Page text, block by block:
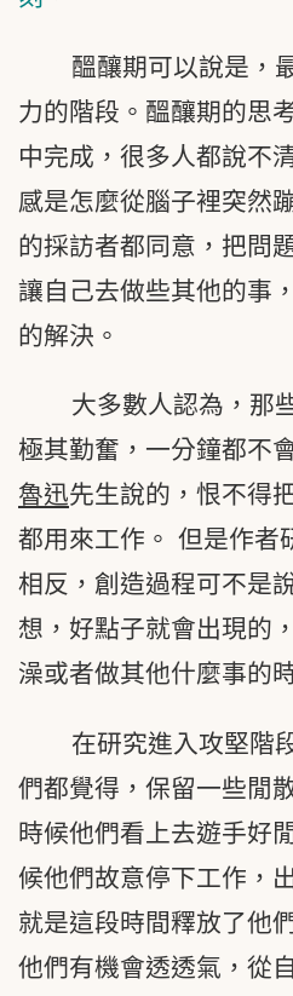
醞釀期可以說是，
力的階段。醞釀期的思
中完成，很多人都說不
感是怎麼從腦子裡突然
的採訪者都同意，把問
讓自己去做些其他的事
的解決。
大多數人認為，那
極其勤奮，一分鐘都不
魯迅先生說的，恨不得
都用來工作。 但是作者
相反，創造過程可不是
想，好點子就會出現的
澡或者做其他什麼事的
在研究進入攻堅階
們都覺得，保留一些閒
時候他們看上去遊手好
候他們故意停下工作，
就是這段時間釋放了他
他們有機會透透氣，從